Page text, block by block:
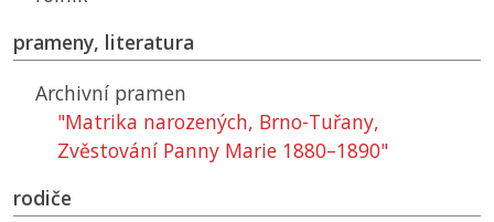
prameny, literatura
Archivní pramen
"Matrika narozených, Brno-Tuřany,
Zvěstování Panny Marie 1880–1890"
rodiče